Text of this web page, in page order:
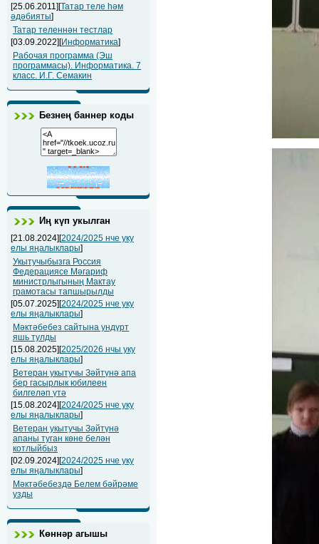
[25.06.2011][Татар теле һәм
әдәбияты]
Татар теленнән тестлар
[03.09.2022][Информатика]
Рабочая программа (Эш
программасы). Информатика. 7
класс. И.Г. Семакин
Безнең баннер коды
Иң күп укылган
[21.08.2024][2024/2025 нче уку
елы яңалыклары]
Укытучыбызга Россия
Федерациясе Мәгариф
министрлыгының Мактау
грамотасы тапшырылды
[05.07.2025][2024/2025 нче уку
елы яңалыклары]
Мәктәбебез сайтына ундүрт
яшь тулды
[15.08.2025][2025/2026 нчы уку
елы яңалыклары]
Ветеран укытучы Зәйтүнә апа
бер гасырлык юбилеен
билгеләп үтә
[15.08.2024][2024/2025 нче уку
елы яңалыклары]
Ветеран укытучы Зәйтүнә
апаны туган көне белән
котлыйбыз
[02.09.2024][2024/2025 нче уку
елы яңалыклары]
Мәктәбебездә Белем бәйрәме
узды
Көннәр агышы